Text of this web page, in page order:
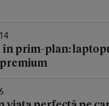
în prim-plan: